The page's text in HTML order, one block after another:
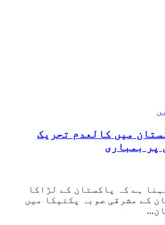
میں کالعدم تحریک
پر بمباری
ہے کہ پاکستان کے لڑاکا
کے مشرقی صوبہ پکتیکا میں